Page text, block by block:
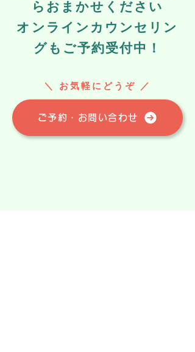
らおまかせください
オンラインカウンセリン
グもご予約受付中！
＼ お気軽にどうぞ ／
ご予約・お問い合わせ